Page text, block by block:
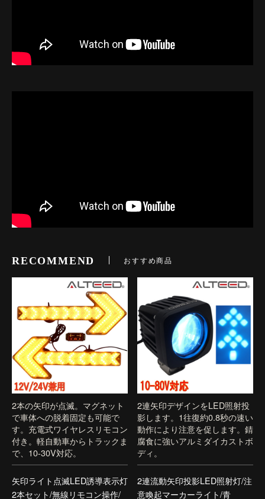
RECOMMEND おすすめ商品
2本の矢印が点滅。マグネット
で車体への脱着固定も可能で
す。充電式ワイヤレスリモコン
付き。軽自動車からトラックま
で、10-30V対応。
矢印ライト点滅LED誘導表示灯
2本セット/無線リモコン操作/
2連矢印デザインをLED照射投
影します。1往復約0.8秒の速い
動作により注意を促します。錆
腐食に強いアルミダイカストボ
ディ。
2連流動矢印投影LED照射灯/注
意喚起マーカーライト/青